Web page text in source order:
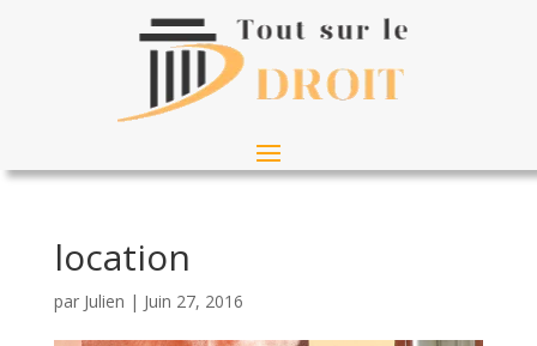
location
par Julien | Juin 27, 2016